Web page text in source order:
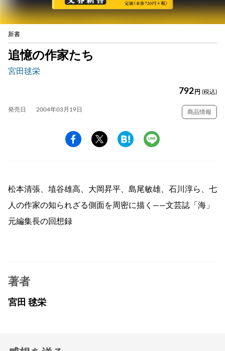
新書
追憶の作家たち
宮田毬栄
792 円 (税込)
発売日 2004年03月19日 商品情報
松本清張、埴谷雄高、大岡昇平、島尾敏雄、石川淳ら、七
人の作家の知られざる側面を周密に描く——文芸誌「海」
元編集長の回想録
著者
宮田 毬栄